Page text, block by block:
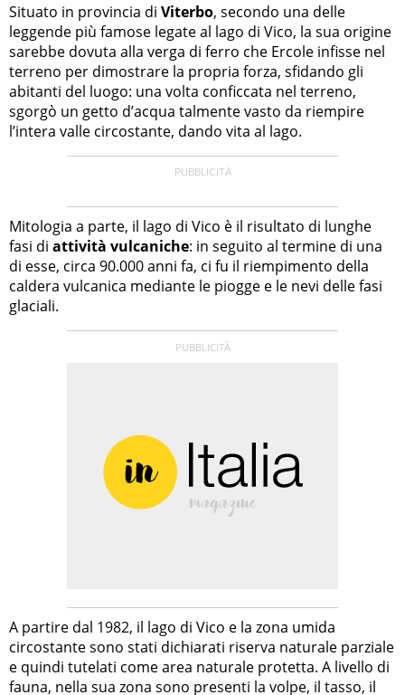
Situato in provincia di Viterbo, secondo una delle
leggende più famose legate al lago di Vico, la sua origine
sarebbe dovuta alla verga di ferro che Ercole infisse nel
terreno per dimostrare la propria forza, sfidando gli
abitanti del luogo: una volta conficcata nel terreno,
sgorgò un getto d’acqua talmente vasto da riempire
l’intera valle circostante, dando vita al lago.
Mitologia a parte, il lago di Vico è il risultato di lunghe
fasi di attività vulcaniche: in seguito al termine di una
di esse, circa 90.000 anni fa, ci fu il riempimento della
caldera vulcanica mediante le piogge e le nevi delle fasi
glaciali.
A partire dal 1982, il lago di Vico e la zona umida
circostante sono stati dichiarati riserva naturale parziale
e quindi tutelati come area naturale protetta. A livello di
fauna, nella sua zona sono presenti la volpe, il tasso, il